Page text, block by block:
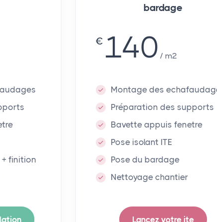
finition
bardage
€ 140 m²
Montage des
Préparation des supports
Bavette appuis fenetre
Pose isolant ITE
Pose du bardage
Nettoyage chantier
Lancez votre ite